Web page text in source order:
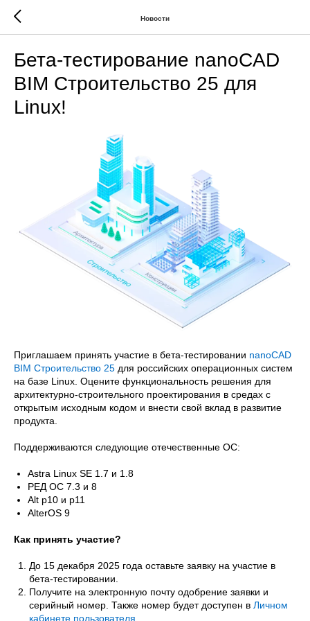
Новости
Бета-тестирование nanoCAD
BIM Строительство 25 для
Linux!
Приглашаем принять участие в бета-тестировании nanoCAD
BIM Строительство 25 для российских операционных систем
на базе Linux. Оцените функциональность решения для
архитектурно-строительного проектирования в средах с
открытым исходным кодом и внести свой вклад в развитие
продукта.
Поддерживаются следующие отечественные ОС:
Astra Linux SE 1.7 и 1.8
РЕД ОС 7.3 и 8
Alt p10 и p11
AlterOS 9
Как принять участие?
До 15 декабря 2025 года оставьте заявку на участие в
бета-тестировании.
Получите на электронную почту одобрение заявки и
серийный номер. Также номер будет доступен в Личном
кабинете пользователя